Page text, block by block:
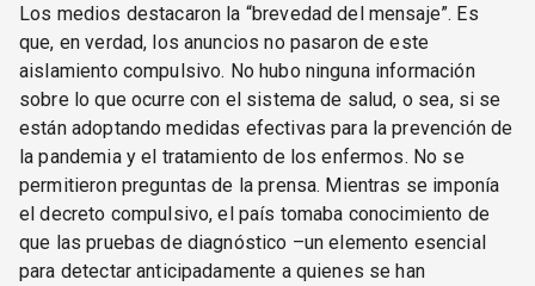
Los medios destacaron la “brevedad del mensaje”. Es
que, en verdad, los anuncios no pasaron de este
aislamiento compulsivo. No hubo ninguna información
sobre lo que ocurre con el sistema de salud, o sea, si se
están adoptando medidas efectivas para la prevención de
la pandemia y el tratamiento de los enfermos. No se
permitieron preguntas de la prensa. Mientras se imponía
el decreto compulsivo, el país tomaba conocimiento de
que las pruebas de diagnóstico –un elemento esencial
para detectar anticipadamente a quienes se han